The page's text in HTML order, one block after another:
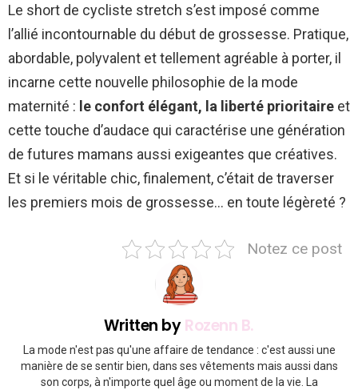
Le short de cycliste stretch s’est imposé comme
l’allié incontournable du début de grossesse. Pratique,
abordable, polyvalent et tellement agréable à porter, il
incarne cette nouvelle philosophie de la mode
maternité : le confort élégant, la liberté prioritaire et
cette touche d’audace qui caractérise une génération
de futures mamans aussi exigeantes que créatives.
Et si le véritable chic, finalement, c’était de traverser
les premiers mois de grossesse… en toute légèreté ?
Notez ce post
Written byRozenn B.
La mode n'est pas qu'une affaire de tendance : c'est aussi une
manière de se sentir bien, dans ses vêtements mais aussi dans
son corps, à n'importe quel âge ou moment de la vie. La